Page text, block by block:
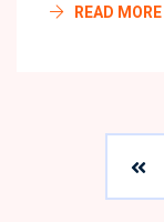
READ MORE